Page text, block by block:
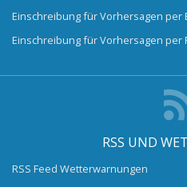
Einschreibung für Vorhersagen per
Einschreibung für Vorhersagen per
RSS UND
RSS Feed Wetterwarnungen